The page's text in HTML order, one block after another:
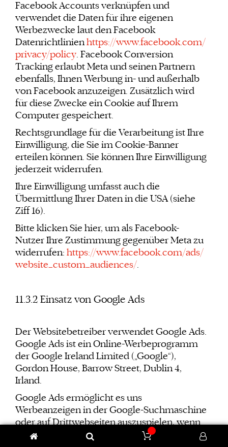
Facebook Accounts verknüpfen und
verwendet die Daten für ihre eigenen
Werbezwecke laut den Facebook
Datenrichtlinienhttps://www.facebook.com/
privacy/policy. Facebook Conversion
Tracking erlaubt Meta und seinen Partnern
ebenfalls, Ihnen Werbung in- und außerhalb
von Facebook anzuzeigen. Zusätzlich wird
für diese Zwecke ein Cookie auf Ihrem
Computer gespeichert.
Rechtsgrundlage für die Verarbeitung ist Ihre
Einwilligung, die Sie im Cookie-Banner
erteilen können. Sie können Ihre Einwilligung
jederzeit widerrufen.
Ihre Einwilligung umfasst auch die
Übermittlung Ihrer Daten in die USA (siehe
Ziff 16).
Bitte klicken Sie hier, um als Facebook-
Nutzer Ihre Zustimmung gegenüber Meta zu
widerrufen: https://www.facebook.com/ads/
website_custom_audiences/.
11.3.2 Einsatz von Google Ads
Der Websitebetreiber verwendet Google Ads.
Google Ads ist ein Online-Werbeprogramm
der Google Ireland Limited („Google“),
Gordon House, Barrow Street, Dublin 4,
Irland.
Google Ads ermöglicht es uns
Werbeanzeigen in der Google-Suchmaschine
oder auf Drittwebseiten auszuspielen, wenn
der Nutzer bestimmte Suchbegriffe bei